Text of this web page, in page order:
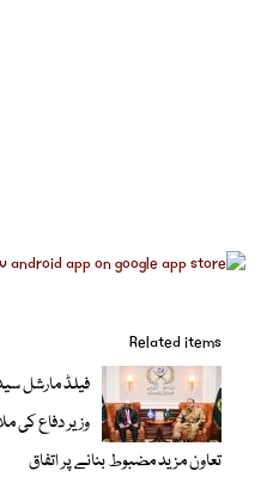
Related items
فیلڈ مارشل
وزیر دفاع کی
تعاون مزید مضبوط بنانے پر اتفاق